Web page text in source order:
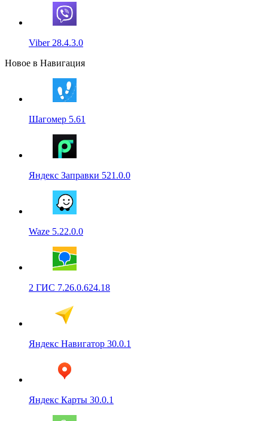
Viber 28.4.3.0
Новое в Навигация
Шагомер 5.61
Яндекс Заправки 521.0.0
Waze 5.22.0.0
2 ГИС 7.26.0.624.18
Яндекс Навигатор 30.0.1
Яндекс Карты 30.0.1